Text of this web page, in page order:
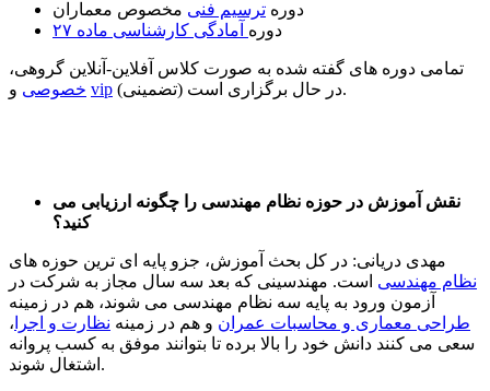
دوره ترسیم فنی مخصوص معماران
دوره آمادگی کارشناسی ماده ۲۷
تمامی دوره های گفته شده به صورت کلاس آفلاین-آنلاین گروهی،
خصوصی vip (تضمینی) در حال برگزاری است.
نقش آموزش در حوزه نظام مهندسی را چگونه ارزیابی می
کنید؟
مهدی دریانی: در کل بحث آموزش، جزو پایه ای ترین حوزه های
نظام مهندسی است. مهندسینی که بعد سه سال مجاز به شرکت در
آزمون ورود به پایه سه نظام مهندسی می شوند، هم در زمینه
طراحی معماری و محاسبات عمران و هم در زمینه نظارت و اجرا ،
سعی می کنند دانش خود را بالا برده تا بتوانند موفق به کسب پروانه
اشتغال شوند.